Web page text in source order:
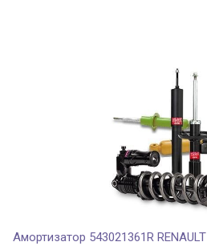
Амортизатор 543021361R RENAULT